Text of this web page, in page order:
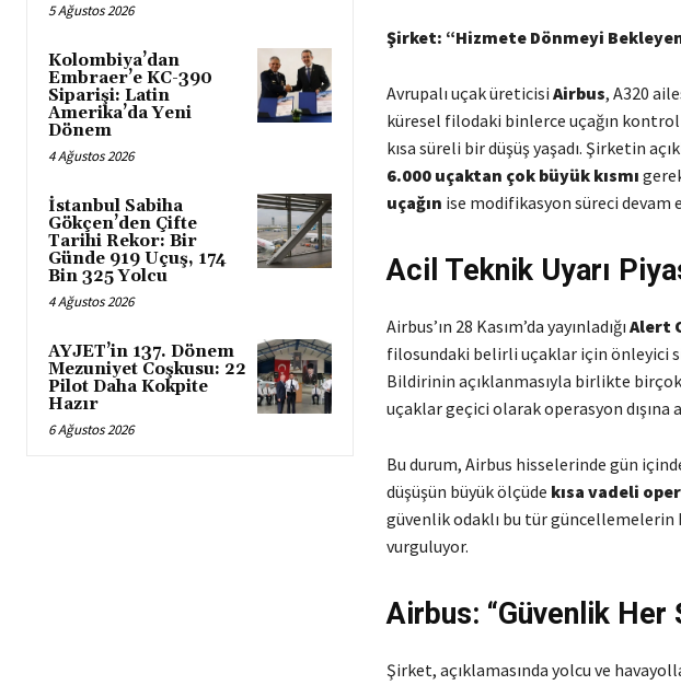
5 Ağustos 2026
Kolombiya’dan
Embraer’e KC-390
Siparişi: Latin
Amerika’da Yeni
Dönem
4 Ağustos 2026
İstanbul Sabiha
Gökçen’den Çifte
Tarihi Rekor: Bir
Günde 919 Uçuş, 174
Bin 325 Yolcu
4 Ağustos 2026
AYJET’in 137. Dönem
Mezuniyet Coşkusu: 22
Pilot Daha Kokpite
Hazır
6 Ağustos 2026
Şirket: “Hizmete Dönmeyi Bekleyen
Avrupalı uçak üreticisi Airbus, A320
küresel filodaki binlerce uçağın kontrol
kısa süreli bir düşüş yaşadı. Şirketin
6.000 uçaktan çok büyük kısmı
uçağın ise modifikasyon süreci devam
Acil Teknik Uyarı
Airbus’ın 28 Kasım’da yayınladığı Alert
filosundaki belirli uçaklar için önleyici
Bildirinin açıklanmasıyla birlikte
uçaklar geçici olarak operasyon dışına
Bu durum, Airbus hisselerinde gün
düşüşün büyük ölçüde kısa vadeli
güvenlik odaklı bu tür güncellemelerin
vurguluyor.
Airbus: “Güvenlik Her
Şirket, açıklamasında yolcu ve